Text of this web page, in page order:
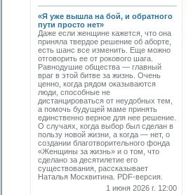
«Я уже вышла на бой, и обратного
пути просто нет»
Даже если женщине кажется, что она
приняла твердое решение об аборте,
есть шанс все изменить. Еще можно
отговорить ее от рокового шага.
Равнодушие общества — главный
враг в этой битве за жизнь. Очень
ценно, когда рядом оказываются
люди, способные не
дистанцироваться от неудобных тем,
а помочь будущей маме принять
единственно верное для нее решение.
О случаях, когда выбор был сделан в
пользу новой жизни, а когда — нет, о
создании благотворительного фонда
«Женщины за жизнь» и о том, что
сделано за десятилетие его
существования, рассказывает
Наталья Москвитина. PDF-версия.
1 июня 2026 г. 12:00